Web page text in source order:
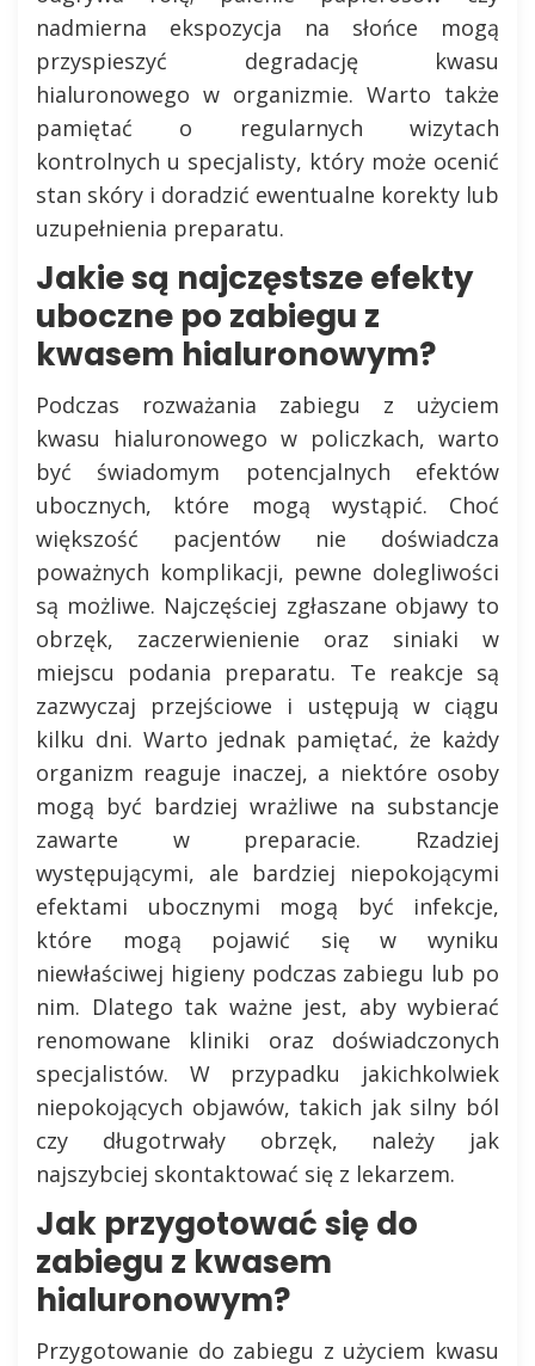
nadmierna ekspozycja na słońce mogą
przyspieszyć degradację kwasu
hialuronowego w organizmie. Warto także
pamiętać o regularnych wizytach
kontrolnych u specjalisty, który może ocenić
stan skóry i doradzić ewentualne korekty lub
uzupełnienia preparatu.
Jakie są najczęstsze efekty
uboczne po zabiegu z
kwasem hialuronowym?
Podczas rozważania zabiegu z użyciem
kwasu hialuronowego w policzkach, warto
być świadomym potencjalnych efektów
ubocznych, które mogą wystąpić. Choć
większość pacjentów nie doświadcza
poważnych komplikacji, pewne dolegliwości
są możliwe. Najczęściej zgłaszane objawy to
obrzęk, zaczerwienienie oraz siniaki w
miejscu podania preparatu. Te reakcje są
zazwyczaj przejściowe i ustępują w ciągu
kilku dni. Warto jednak pamiętać, że każdy
organizm reaguje inaczej, a niektóre osoby
mogą być bardziej wrażliwe na substancje
zawarte w preparacie. Rzadziej
występującymi, ale bardziej niepokojącymi
efektami ubocznymi mogą być infekcje,
które mogą pojawić się w wyniku
niewłaściwej higieny podczas zabiegu lub po
nim. Dlatego tak ważne jest, aby wybierać
renomowane kliniki oraz doświadczonych
specjalistów. W przypadku jakichkolwiek
niepokojących objawów, takich jak silny ból
czy długotrwały obrzęk, należy jak
najszybciej skontaktować się z lekarzem.
Jak przygotować się do
zabiegu z kwasem
hialuronowym?
Przygotowanie do zabiegu z użyciem kwasu